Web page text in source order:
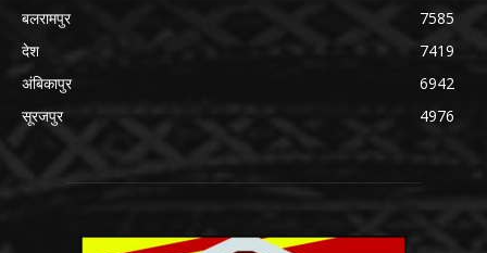
बलरामपुर
7585
देश
7419
अंबिकापुर
6942
सूरजपुर
4976